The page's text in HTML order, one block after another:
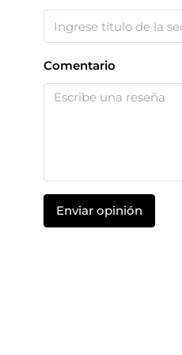
Comentario
Enviar opinión